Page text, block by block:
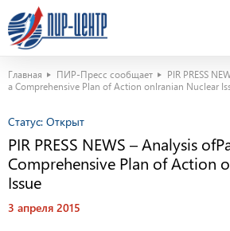
Главная ПИР-Пресс сообщает
PIR PRESS
a Comprehensive Plan of Action onIranian Nuclear
Статус: Открыт
PIR PRESS NEWS – Analysis
Comprehensive Plan of Action
Issue
3 апреля 2015